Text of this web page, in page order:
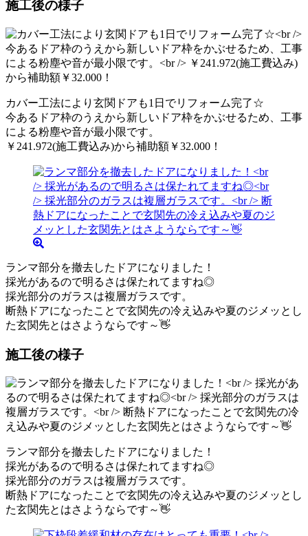
施工後の様子
カバー工法により玄関ドアも1日でリフォーム完了☆
今あるドア枠のうえから新しいドア枠をかぶせるため、工事
による粉塵や音が最小限です。
￥241.972(施工費込み)から補助額￥32.000！
ランマ部分を撤去したドアになりました！
採光があるので明るさは保たれてますね◎
採光部分のガラスは複層ガラスです。
断熱ドアになったことで玄関先の冷え込みや夏のジメッとし
た玄関先とはさようならです～👋
施工後の様子
ランマ部分を撤去したドアになりました！
採光があるので明るさは保たれてますね◎
採光部分のガラスは複層ガラスです。
断熱ドアになったことで玄関先の冷え込みや夏のジメッとし
た玄関先とはさようならです～👋